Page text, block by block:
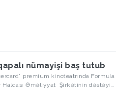
nümayişi baş tutub
premium kinoteatrında Formula
Halqası Əməliyyat Şirkətinin dəstəyi